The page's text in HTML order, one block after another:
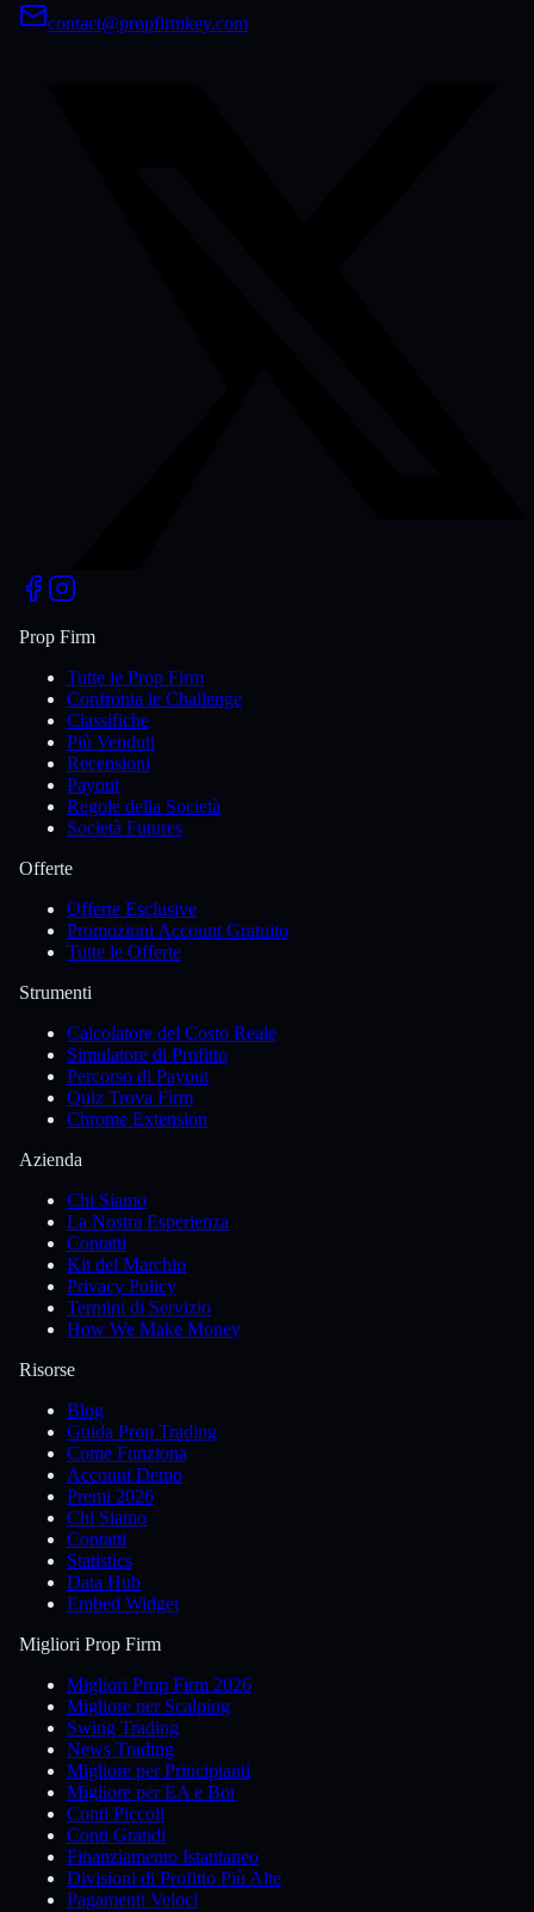
contact@propfirmkey.com
Prop Firm
Tutte le Prop Firm
Confronta le Challenge
Classifiche
Più Venduti
Recensioni
Payout
Regole della Società
Società Futures
Offerte
Offerte Esclusive
Promozioni Account Gratuito
Tutte le Offerte
Strumenti
Calcolatore del Costo Reale
Simulatore di Profitto
Percorso di Payout
Quiz Trova Firm
Chrome Extension
Azienda
Chi Siamo
La Nostra Esperienza
Contatti
Kit del Marchio
Privacy Policy
Termini di Servizio
How We Make Money
Risorse
Blog
Guida Prop Trading
Come Funziona
Account Demo
Premi 2026
Chi Siamo
Contatti
Statistics
Data Hub
Embed Widget
Migliori Prop Firm
Migliori Prop Firm 2026
Migliore per Scalping
Swing Trading
News Trading
Migliore per Principianti
Migliore per EA e Bot
Conti Piccoli
Conti Grandi
Finanziamento Istantaneo
Divisioni di Profitto Più Alte
Pagamenti Veloci